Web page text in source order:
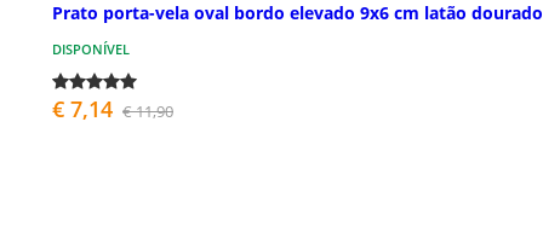
Prato porta-vela oval bordo elevado 9x6 cm latão dourado
DISPONÍVEL
€ 7,14 € 11,90